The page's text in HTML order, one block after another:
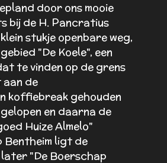
door ons mooie
bij de H. Pancratius
stukje openbare weg,
"De Koele", een
te vinden op de grens
aan de
koffiebreak gehouden
en daarna de
Huize Almelo"
Bentheim ligt de
"De Boerschap